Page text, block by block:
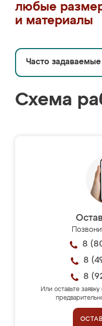
любые
и материалы
Часто
Схема
8
8
8
Или оставьте